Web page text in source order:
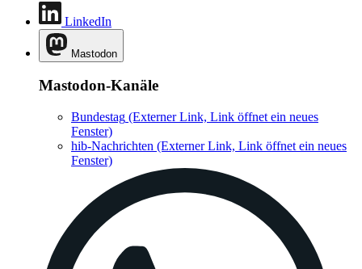
LinkedIn
Mastodon
Mastodon-Kanäle
Bundestag (Externer Link, Link öffnet ein neues
Fenster)
hib-Nachrichten (Externer Link, Link öffnet ein neues
Fenster)